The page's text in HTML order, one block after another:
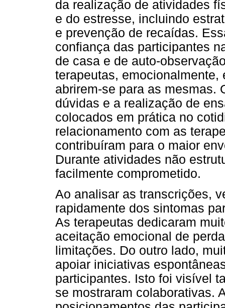
da realização de atividades
e do estresse, incluindo
e prevenção de recaídas.
confiança das participantes
de casa e de auto-
terapeutas,
abrirem-se para as mesmas.
dúvidas e a realização de
colocados em prática no
relacionamento com as
contribuíram para o maior
Durante atividades não
facilmente comprometido.
Ao analisar as transcrições,
rapidamente dos sintomas
As terapeutas dedicaram
aceitação emocional de
limitações. Do outro lado,
apoiar iniciativas
participantes. Isto foi visível
se mostraram colaborativas.